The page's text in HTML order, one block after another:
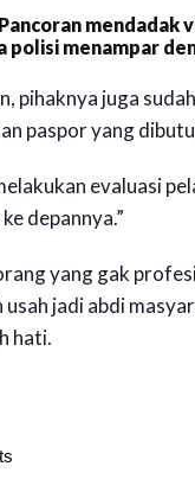
mendadak
polisi menampar
pihaknya juga
paspor yang
evaluasi
depannya.”
yang gak
usah jadi abdi
hati.